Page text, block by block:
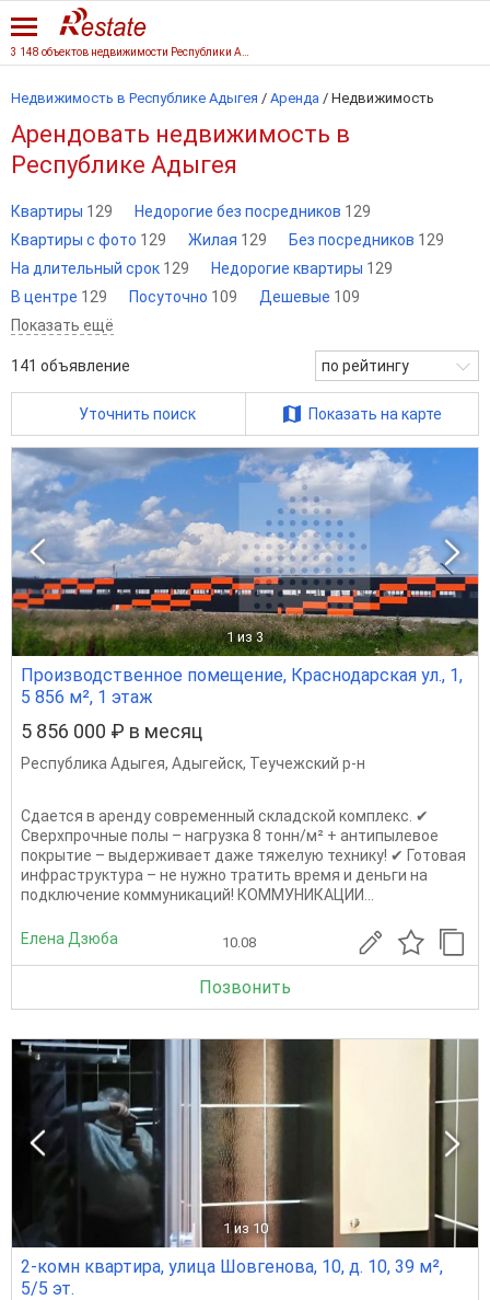
Недвижимость в Республике Адыгея / Аренда / Недвижимость
Арендовать недвижимость в
Республике Адыгея
Квартиры 129 Недорогие без посредников 129
Квартиры с фото 129 Жилая 129 Без посредников 129
На длительный срок 129 Недорогие квартиры 129
В центре 129 Посуточно 109 Дешевые 109
Показать ещё
141 объявление по рейтингу
Уточнить поиск Показать на карте
1 из 3
Производственное помещение, Краснодарская ул., 1,
5 856 м², 1 этаж
5 856 000 ₽ в месяц
Республика Адыгея, Адыгейск, Теучежский р-н
Сдается в аренду современный складской комплекс. ✔
Сверхпрочные полы – нагрузка 8 тонн/м² + антипылевое
покрытие – выдерживает даже тяжелую технику! ✔ Готовая
инфраструктура – не нужно тратить время и деньги на
подключение коммуникаций! КОММУНИКАЦИИ...
Елена Дзюба 10.08
Позвонить
1 из 10
2-комн квартира, улица Шовгенова, 10, д. 10, 39 м²,
5/5 эт.